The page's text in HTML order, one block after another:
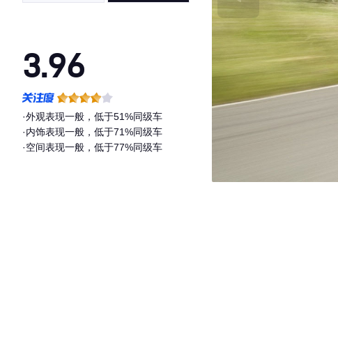
3.96
·外观表现一般，低于51%同级车
·内饰表现一般，低于71%同级车
·空间表现一般，低于77%同级车